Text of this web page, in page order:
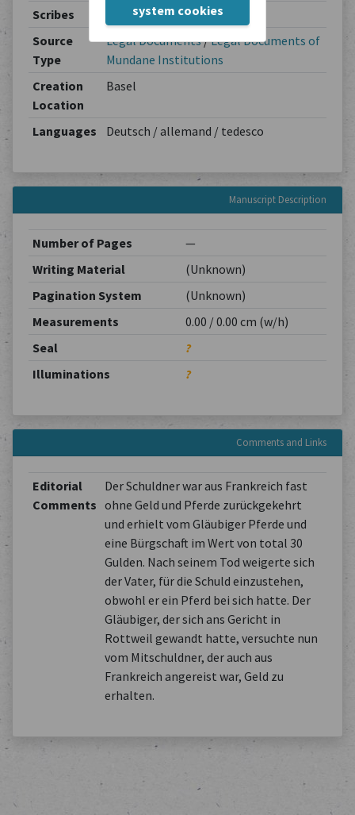
system cookies
Scribes
Unbekannt
Source
Type
Legal Documents/Legal Documents of
Mundane Institutions
Creation
Location
Basel
Languages Deutsch / allemand / tedesco
Manuscript Description
Number of Pages
—
Writing Material
(Unknown)
Pagination System
(Unknown)
Measurements
0.00 / 0.00 cm (w/h)
Seal
?
Illuminations
?
Comments and Links
Editorial
Comments
Der Schuldner war aus Frankreich fast
ohne Geld und Pferde zurückgekehrt
und erhielt vom Gläubiger Pferde und
eine Bürgschaft im Wert von total 30
Gulden. Nach seinem Tod weigerte sich
der Vater, für die Schuld einzustehen,
obwohl er ein Pferd bei sich hatte. Der
Gläubiger, der sich ans Gericht in
Rottweil gewandt hatte, versuchte nun
vom Mitschuldner, der auch aus
Frankreich angereist war, Geld zu
erhalten.